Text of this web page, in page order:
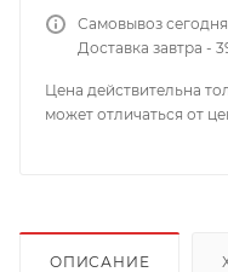
Самовывоз
Доставка завтра -
Цена действительна
может отличаться от
ОПИСАНИЕ